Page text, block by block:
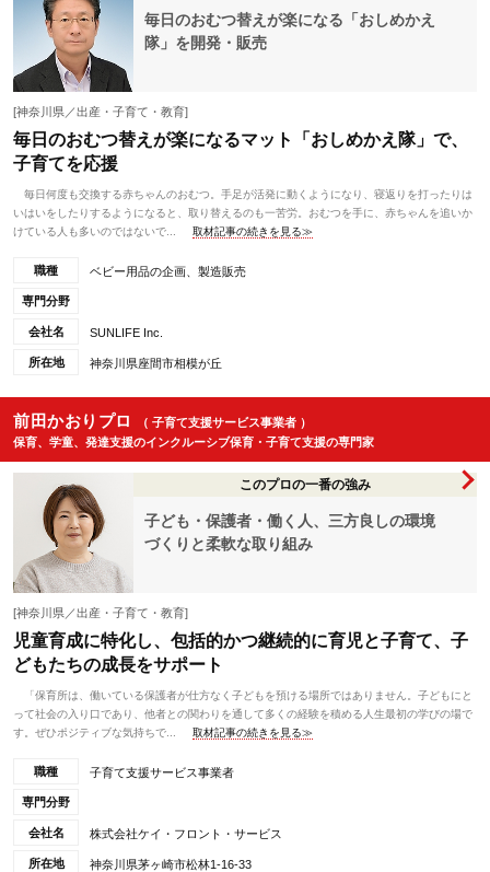
毎日のおむつ替えが楽になる「おしめかえ
隊」を開発・販売
[神奈川県／出産・子育て・教育]
毎日のおむつ替えが楽になるマット「おしめかえ隊」で、
子育てを応援
毎日何度も交換する赤ちゃんのおむつ。手足が活発に動くようになり、寝返りを打ったりは
いはいをしたりするようになると、取り替えるのも一苦労。おむつを手に、赤ちゃんを追いか
けている人も多いのではないで...
取材記事の続きを見る≫
職種 ベビー用品の企画、製造販売
専門分野
会社名 SUNLIFE Inc.
所在地 神奈川県座間市相模が丘
前田かおりプロ
（ 子育て支援サービス事業者 ）
保育、学童、発達支援のインクルーシブ保育・子育て支援の専門家
このプロの一番の強み
子ども・保護者・働く人、三方良しの環境
づくりと柔軟な取り組み
[神奈川県／出産・子育て・教育]
児童育成に特化し、包括的かつ継続的に育児と子育て、子
どもたちの成長をサポート
「保育所は、働いている保護者が仕方なく子どもを預ける場所ではありません。子どもにと
って社会の入り口であり、他者との関わりを通して多くの経験を積める人生最初の学びの場で
す。ぜひポジティブな気持ちで...
取材記事の続きを見る≫
職種 子育て支援サービス事業者
専門分野
会社名 株式会社ケイ・フロント・サービス
所在地 神奈川県茅ヶ崎市松林1-16-33